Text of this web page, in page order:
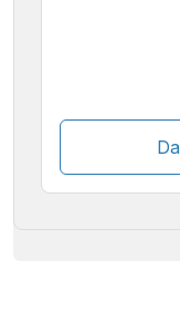
Kami
Beberapa